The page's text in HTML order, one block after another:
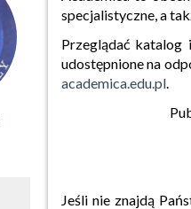
specjalistyczne, a
Przeglądać
udostępnione na
academica.edu.pl.
Jeśli nie znajdą